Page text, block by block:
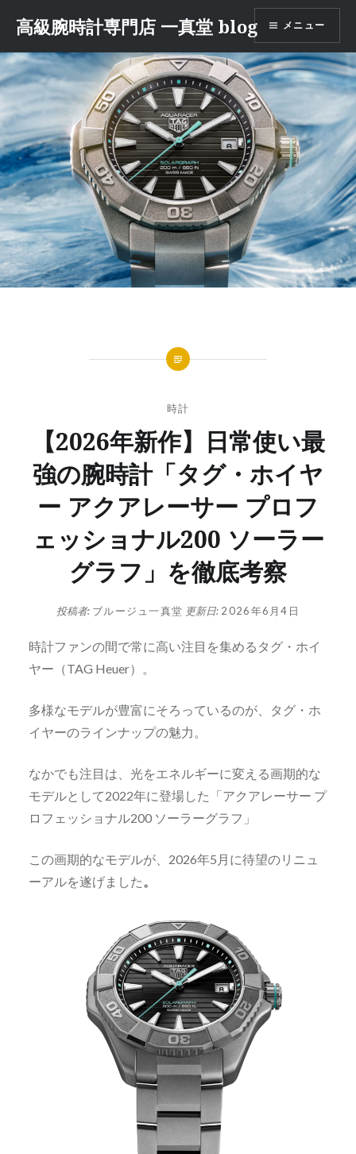
テ
ン
ツ
へ
ス
キ
ッ
プ
高級腕時計専門店 一真堂 blog メニュー
時計
【2026年新作】日常使い最
強の腕時計「タグ・ホイヤ
ー アクアレーサー プロフ
ェッショナル200 ソーラー
グラフ」を徹底考察
投稿者: ブルージュ一真堂 更新日: 2026年6月4日
時計ファンの間で常に高い注目を集めるタグ・ホイ
ヤー（TAG Heuer）。
多様なモデルが豊富にそろっているのが、タグ・ホ
イヤーのラインナップの魅力。
なかでも注目は、光をエネルギーに変える画期的な
モデルとして2022年に登場した「アクアレーサー プ
ロフェッショナル200 ソーラーグラフ」
この画期的なモデルが、2026年5月に待望のリニュ
ーアルを遂げました 。